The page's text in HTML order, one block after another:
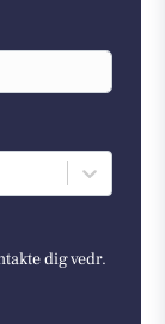
dig vedr.